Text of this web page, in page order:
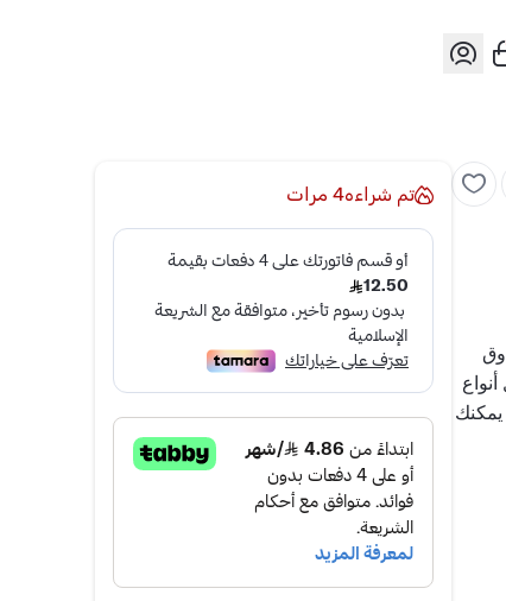
تم شراءه4 مرات